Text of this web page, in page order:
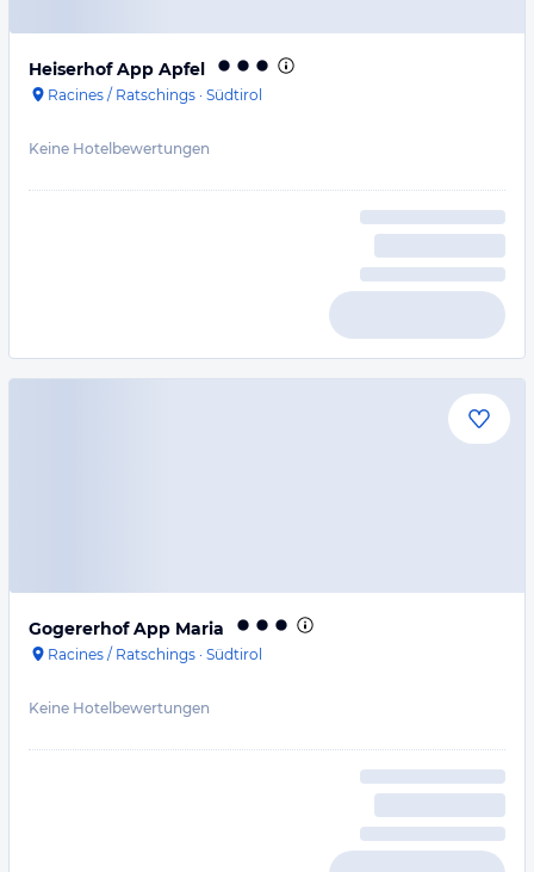
Heiserhof App Apfel
Racines / Ratschings · Südtirol
Keine Hotelbewertungen
Gogererhof App Maria
Racines / Ratschings · Südtirol
Keine Hotelbewertungen